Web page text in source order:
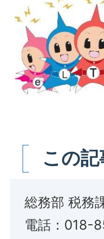
この
総務部 税務
電話：018-